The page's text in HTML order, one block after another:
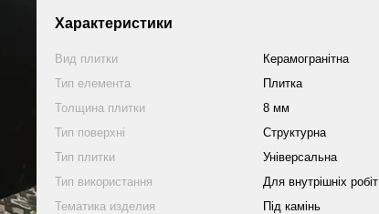
Характеристики
Вид плитки
Керамогранітна
Тип елемента
Плитка
Толщина плитки
8 мм
Тип поверхні
Структурна
Тип плитки
Універсальна
Тип використання
Для внутрішніх робіт
Тематика изделия
Під камінь